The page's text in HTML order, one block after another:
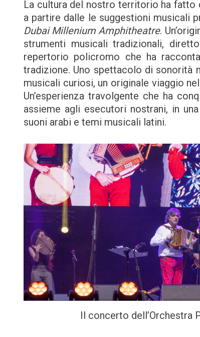
La cultura del nostro territorio ha fatto
a partire dalle le suggestioni musicali
Dubai Millenium Amphitheatre.
strumenti musicali tradizionali,
repertorio policromo che ha
tradizione. Uno spettacolo di sonorità
musicali curiosi, un originale viaggio
Un’esperienza travolgente che ha
assieme agli esecutori nostrani, in una
suoni arabi e temi musicali latini.
Il concerto dell’Orchestra